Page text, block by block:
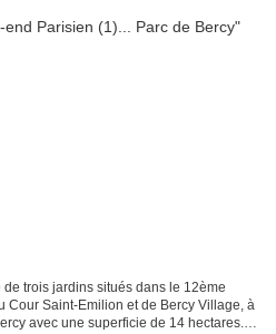
trois jardins situés dans le 12ème
Cour Saint-Emilion et de Bercy Village, à
avec une superficie de 14 hectares. Il